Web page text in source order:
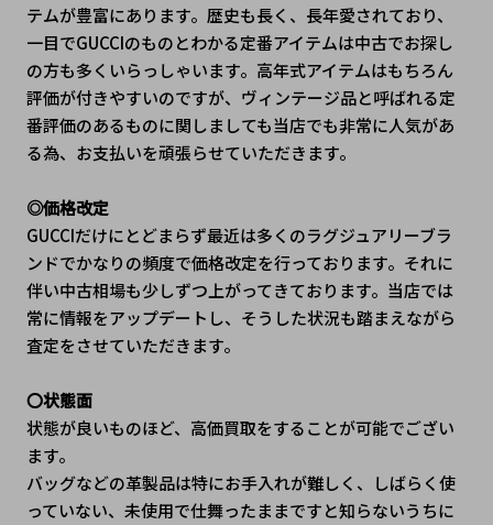
テムが豊富にあります。歴史も長く、長年愛されており、
一目でGUCCIのものとわかる定番アイテムは中古でお探し
の方も多くいらっしゃいます。高年式アイテムはもちろん
評価が付きやすいのですが、ヴィンテージ品と呼ばれる定
番評価のあるものに関しましても当店でも非常に人気があ
る為、お支払いを頑張らせていただきます。
◎価格改定
GUCCIだけにとどまらず最近は多くのラグジュアリーブラ
ンドでかなりの頻度で価格改定を行っております。それに
伴い中古相場も少しずつ上がってきております。当店では
常に情報をアップデートし、そうした状況も踏まえながら
査定をさせていただきます。
〇状態面
状態が良いものほど、高価買取をすることが可能でござい
ます。
バッグなどの革製品は特にお手入れが難しく、しばらく使
っていない、未使用で仕舞ったままですと知らないうちに